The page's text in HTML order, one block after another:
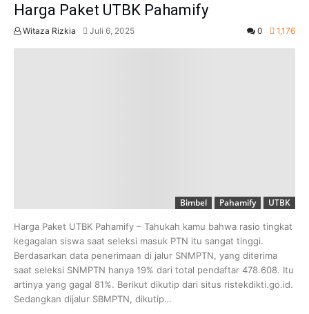
Harga Paket UTBK Pahamify
Witaza Rizkia Juli 6, 2025 0 1,176
Bimbel Pahamify UTBK
Harga Paket UTBK Pahamify – Tahukah kamu bahwa rasio tingkat
kegagalan siswa saat seleksi masuk PTN itu sangat tinggi.
Berdasarkan data penerimaan di jalur SNMPTN, yang diterima
saat seleksi SNMPTN hanya 19% dari total pendaftar 478.608. Itu
artinya yang gagal 81%. Berikut dikutip dari situs ristekdikti.go.id.
Sedangkan dijalur SBMPTN, dikutip…